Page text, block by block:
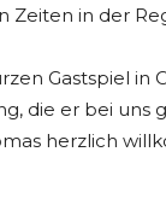
Zeiten in der
Gastspiel in
die er bei uns
herzlich